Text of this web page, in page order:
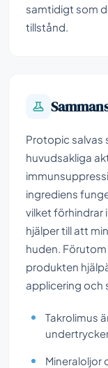
samtidigt som
tillstånd.
Protopic salvas
huvudsakliga
ingrediens
vilket förhindrar
hjälper till att
huden.
produkten
applicering och
Takrolimus
Mineraloljor